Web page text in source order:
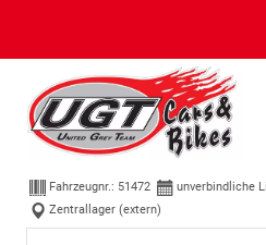
Volkswagen T-CrossR-Line
Fahrzeugnr.: 51472 unverbindliche
Zentrallager (extern)